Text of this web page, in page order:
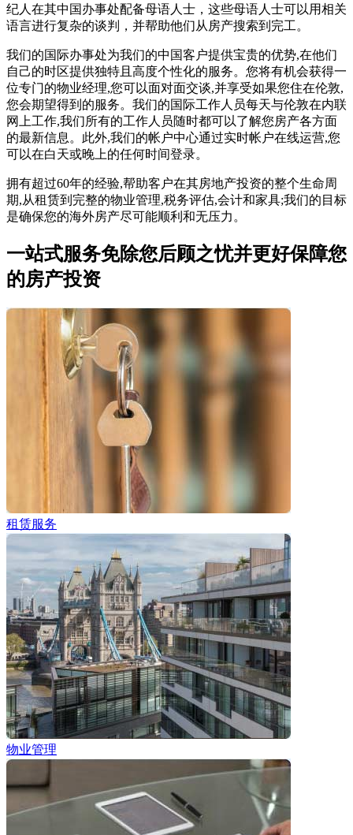
纪人在其中国办事处配备母语人士，这些母语人士可以用相关
语言进行复杂的谈判，并帮助他们从房产搜索到完工。
我们的国际办事处为我们的中国客户提供宝贵的优势,在他们
自己的时区提供独特且高度个性化的服务。您将有机会获得一
位专门的物业经理,您可以面对面交谈,并享受如果您住在伦敦,
您会期望得到的服务。我们的国际工作人员每天与伦敦在内联
网上工作,我们所有的工作人员随时都可以了解您房产各方面
的最新信息。此外,我们的帐户中心通过实时帐户在线运营,您
可以在白天或晚上的任何时间登录。
拥有超过60年的经验,帮助客户在其房地产投资的整个生命周
期,从租赁到完整的物业管理,税务评估,会计和家具;我们的目标
是确保您的海外房产尽可能顺利和无压力。
一站式服务免除您后顾之忧并更好保障您
的房产投资
租赁服务
物业管理